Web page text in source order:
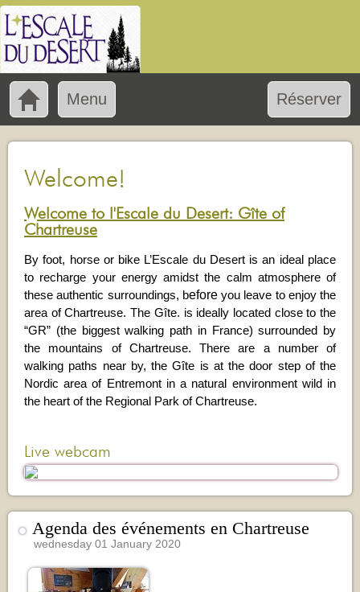
Menu Réserver
Welcome!
Welcome to l'Escale du Desert: Gîte of
Chartreuse
By foot, horse or bike L’Escale du Desert is an ideal place
to recharge your energy amidst the calm atmosphere of
these authentic surroundings, before you leave to enjoy the
area of Chartreuse. The Gîte. is ideally located close to the
“GR” (the biggest walking path in France) surrounded by
the mountains of Chartreuse. There are a number of
walking paths near by, the Gîte is at the door step of the
Nordic area of Entremont in a natural environment wild in
the heart of the Regional Park of Chartreuse.
Live webcam
Agenda des événements en Chartreuse
wednesday 01 January 2020